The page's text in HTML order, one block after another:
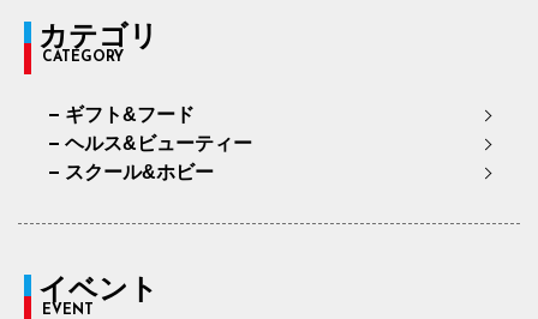
カテゴリ
CATEGORY
ギフト&フード
ヘルス&ビューティー
スクール&ホビー
イベント
EVENT